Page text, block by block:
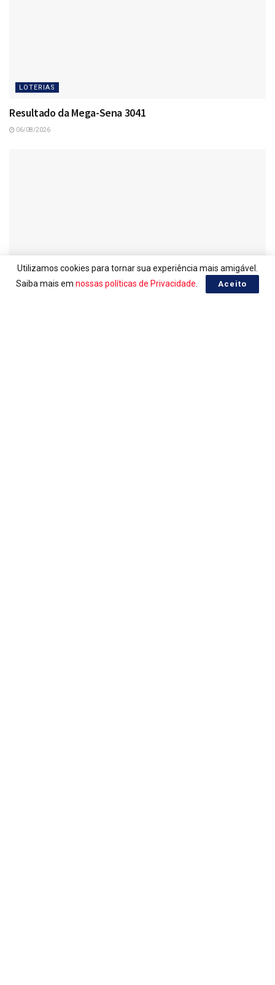
LOTERIAS
Resultado da Mega-Sena 3041
06/08/2026
Utilizamos cookies para tornar sua experiência mais amigável.
Saiba mais em nossas políticas de Privacidade Aceito